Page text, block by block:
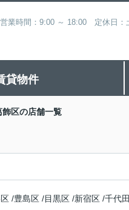
営業時間：9:00 ～ 18:00 定休日：
貸物件
飾区の店舗一覧
/豊島区 /目黒区 /新宿区 /千代